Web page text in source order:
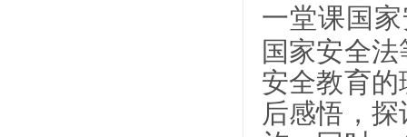
一堂课国
国家安全
安全教育
后感悟，